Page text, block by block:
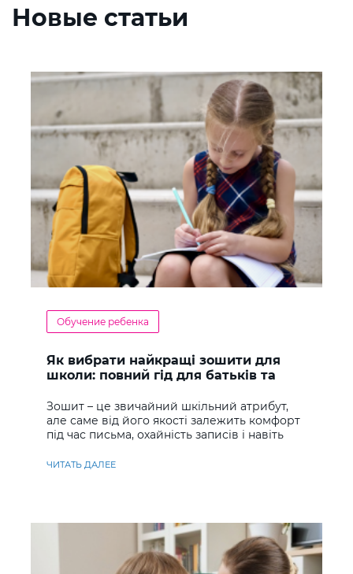
Новые статьи
Обучение ребенка
Як вибрати найкращі зошити для
школи: повний гід для батьків та
Зошит – це звичайний шкільний атрибут,
але саме від його якості залежить комфорт
під час письма, охайність записів і навіть
ЧИТАТЬ ДАЛЕЕ